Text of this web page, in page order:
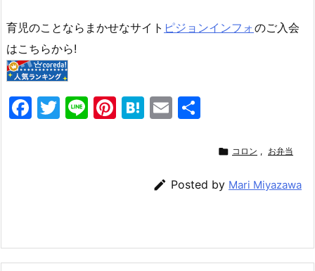
育児のことならまかせなサイト ピジョンインフォのご入会
はこちらから!
F
o
k
T
Li Pi H
a
E
l
 コロン , お弁当
 Posted by Mari Miyazawa